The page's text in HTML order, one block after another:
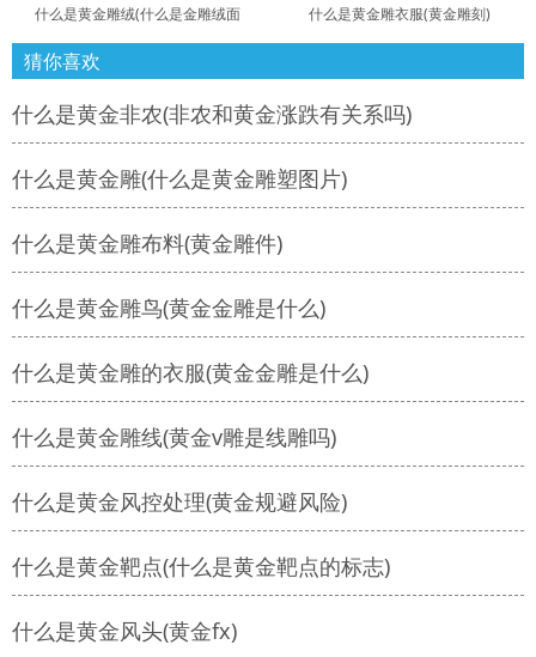
什么是黄金雕绒(什么是金雕绒面 什么是黄金雕衣服(黄金雕刻)
猜你喜欢
什么是黄金非农(非农和黄金涨跌有关系吗)
什么是黄金雕(什么是黄金雕塑图片)
什么是黄金雕布料(黄金雕件)
什么是黄金雕鸟(黄金金雕是什么)
什么是黄金雕的衣服(黄金金雕是什么)
什么是黄金雕线(黄金v雕是线雕吗)
什么是黄金风控处理(黄金规避风险)
什么是黄金靶点(什么是黄金靶点的标志)
什么是黄金风头(黄金fx)